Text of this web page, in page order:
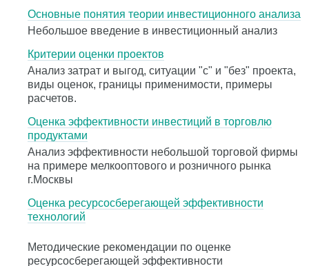
Основные понятия теории инвестиционного анализа
Небольшое введение в инвестиционный анализ
Критерии оценки проектов
Анализ затрат и выгод, ситуации "с" и "без" проекта,
виды оценок, границы применимости, примеры
расчетов.
Оценка эффективности инвестиций в торговлю
продуктами
Анализ эффективности небольшой торговой фирмы
на примере мелкооптового и розничного рынка
г.Москвы
Оценка ресурсосберегающей эффективности
технологий
Методические рекомендации по оценке
ресурсосберегающей эффективности